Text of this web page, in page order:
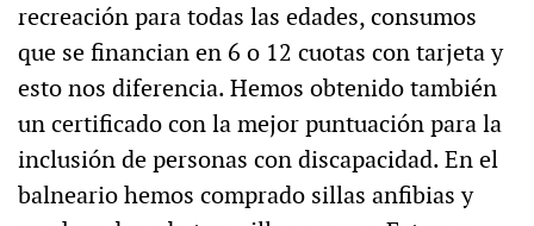
recreación para todas las edades, consumos
que se financian en 6 o 12 cuotas con tarjeta y
esto nos diferencia. Hemos obtenido también
un certificado con la mejor puntuación para la
inclusión de personas con discapacidad. En el
balneario hemos comprado sillas anfibias y